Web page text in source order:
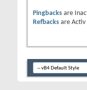
Pingbacks are
Refbacks are Activ